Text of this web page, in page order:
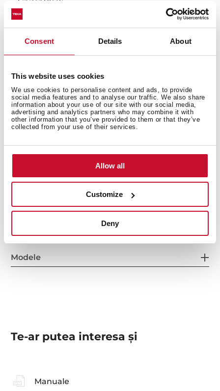
Consent Details About
This website uses cookies
We use cookies to personalise content and ads, to provide
social media features and to analyse our traffic. We also share
information about your use of our site with our social media,
advertising and analytics partners who may combine it with
other information that you’ve provided to them or that they’ve
collected from your use of their services.
Allow all
Customize
Deny
Dimensiuni interioare
Dimensiuni exterioare
Modele
Te-ar putea interesa şi
Manuale